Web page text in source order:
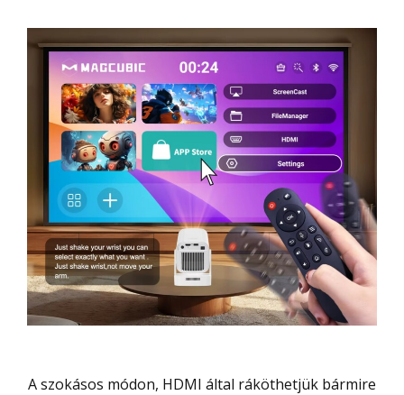
A szokásos módon, HDMI által ráköthetjük bármire